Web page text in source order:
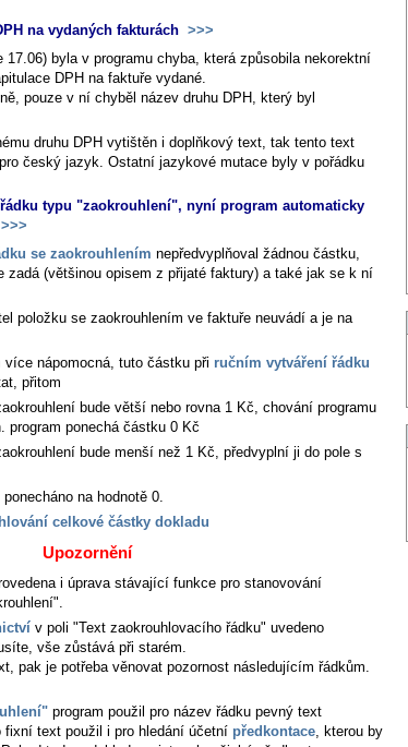
na vydaných fakturách >>>
17.06) byla v programu chyba, která způsobila nekorektní
DPH na faktuře vydané.
pouze v ní chyběl název druhu DPH, který byl
druhu DPH vytištěn i doplňkový text, tak tento text
český jazyk. Ostatní jazykové mutace byly v pořádku
typu "zaokrouhlení", nyní program automaticky
>>>
se zaokrouhlením nepředvyplňoval žádnou částku,
zadá (většinou opisem z přijaté faktury) a také jak se k ní
položku se zaokrouhlením ve faktuře neuvádí a je na
nápomocná, tuto částku při ručním vytváření řádku
přitom
bude větší nebo rovna 1 Kč, chování programu
program ponechá částku 0 Kč
bude menší než 1 Kč, předvyplní ji do pole s
na hodnotě 0.
celkové částky dokladu
Upozornění
i úprava stávající funkce pro stanovování
v poli "Text zaokrouhlovacího řádku" uvedeno
vše zůstává při starém.
pak je potřeba věnovat pozornost následujícím řádkům.
program použil pro název řádku pevný text
fixní text použil i pro hledání účetní předkontace, kterou by